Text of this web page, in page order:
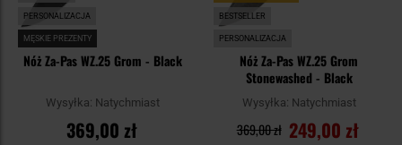
PERSONALIZACJA
MĘSKIE PREZENTY
Nóż Za-Pas WZ.25 Grom - Black
Wysyłka: Natychmiast
369,00 zł
BESTSELLER
PERSONALIZACJA
Nóż Za-Pas WZ.25 Grom
Stonewashed - Black
Wysyłka: Natychmiast
249,00 zł
369,00 zł